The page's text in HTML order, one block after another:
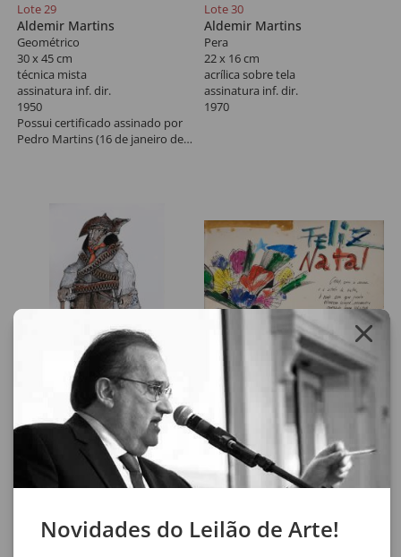
Lote 29
Aldemir Martins
Geométrico
30 x 45 cm
técnica mista
assinatura inf. dir.
1950
Possui certificado assinado por
Pedro Martins (16 de janeiro de
Lote 30
Aldemir Martins
Pera
22 x 16 cm
acrílica sobre tela
assinatura inf. dir.
1970
Aldemir Martins
Cangaceiro
nanquim e guache sobre papel
assinatura inf. dir.
1977
Lote 32
Aldemir Martins
Cartão de Natal
25 x 50 cm
técnica mista sobre papel colada em eucatex
assinatura inf. dir.
1986
Novidades do Leilão de Arte!